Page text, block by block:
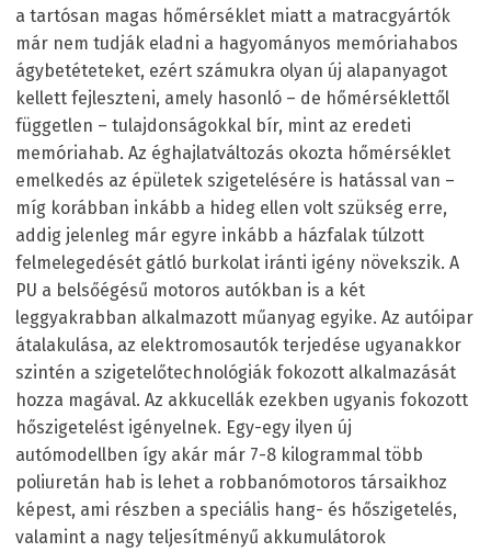
a tartósan magas hőmérséklet miatt a matracgyártók
már nem tudják eladni a hagyományos memóriahabos
ágybetéteteket, ezért számukra olyan új alapanyagot
kellett fejleszteni, amely hasonló – de hőmérséklettől
független – tulajdonságokkal bír, mint az eredeti
memóriahab. Az éghajlatváltozás okozta hőmérséklet
emelkedés az épületek szigetelésére is hatással van –
míg korábban inkább a hideg ellen volt szükség erre,
addig jelenleg már egyre inkább a házfalak túlzott
felmelegedését gátló burkolat iránti igény növekszik. A
PU a belsőégésű motoros autókban is a két
leggyakrabban alkalmazott műanyag egyike. Az autóipar
átalakulása, az elektromosautók terjedése ugyanakkor
szintén a szigetelőtechnológiák fokozott alkalmazását
hozza magával. Az akkucellák ezekben ugyanis fokozott
hőszigetelést igényelnek. Egy-egy ilyen új
autómodellben így akár már 7-8 kilogrammal több
poliuretán hab is lehet a robbanómotoros társaikhoz
képest, ami részben a speciális hang- és hőszigetelés,
valamint a nagy teljesítményű akkumulátorok